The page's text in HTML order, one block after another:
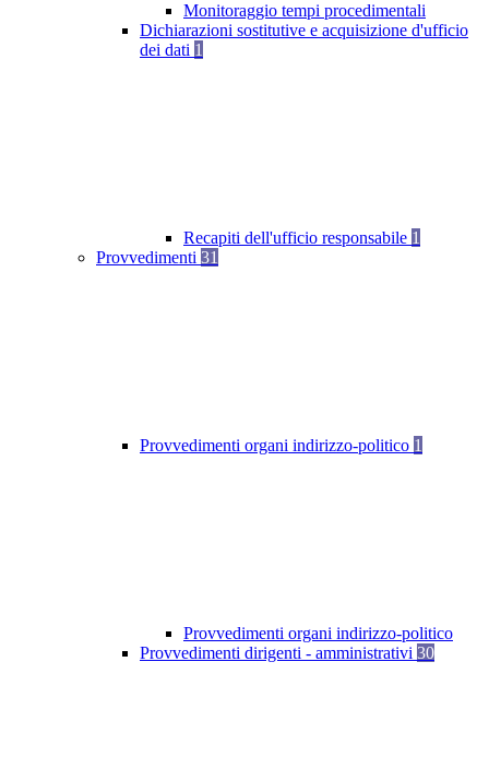
Monitoraggio tempi procedimentali
Dichiarazioni sostitutive e acquisizione d'ufficio
dei dati 1
Recapiti dell'ufficio responsabile 1
Provvedimenti 31
Provvedimenti organi indirizzo-politico 1
Provvedimenti organi indirizzo-politico
Provvedimenti dirigenti - amministrativi 30